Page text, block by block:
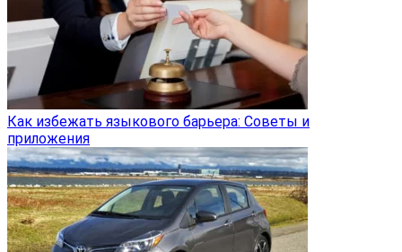
Как избежать языкового барьера: Советы и
приложения